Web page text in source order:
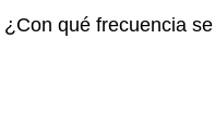
¿Con qué frecuencia